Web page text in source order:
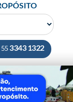
55 3343 1322